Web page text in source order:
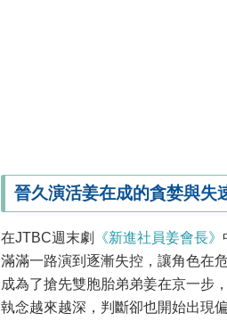
晉久演活姜在成的貪婪與失
在JTBC週末劇 《新進社員姜會長》
滿滿一路演到逐漸失控，讓角色在
成為了搶先雙胞胎弟弟姜在京一步
執念越來越深，判斷卻也開始出現偏